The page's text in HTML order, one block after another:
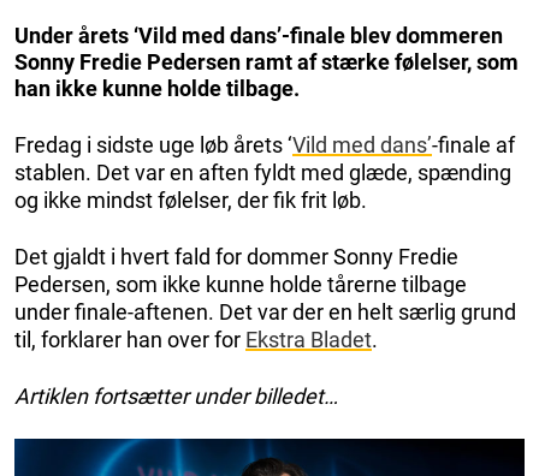
Under årets ‘Vild med dans’-finale blev dommeren
Sonny Fredie Pedersen ramt af stærke følelser, som
han ikke kunne holde tilbage.
Fredag i sidste uge løb årets ‘Vild med dans’-finale af
stablen. Det var en aften fyldt med glæde, spænding
og ikke mindst følelser, der fik frit løb.
Det gjaldt i hvert fald for dommer Sonny Fredie
Pedersen, som ikke kunne holde tårerne tilbage
under finale-aftenen. Det var der en helt særlig grund
til, forklarer han over for Ekstra Bladet.
Artiklen fortsætter under billedet…